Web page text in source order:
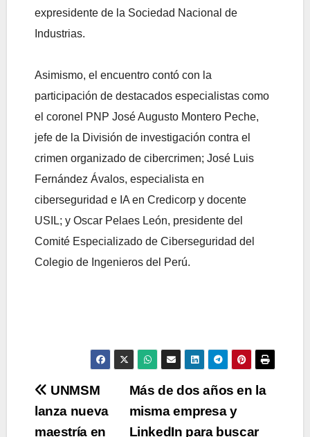
expresidente de la Sociedad Nacional de
Industrias.
Asimismo, el encuentro contó con la
participación de destacados especialistas como
el coronel PNP José Augusto Montero Peche,
jefe de la División de investigación contra el
crimen organizado de cibercrimen; José Luis
Fernández Ávalos, especialista en
ciberseguridad e IA en Credicorp y docente
USIL; y Oscar Pelaes León, presidente del
Comité Especializado de Ciberseguridad del
Colegio de Ingenieros del Perú.
Navegación
de
Más de dos años en la
misma empresa y
LinkedIn para buscar
UNMSM
lanza nueva
maestría en